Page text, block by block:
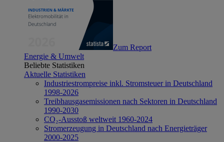
Zum Report
Energie & Umwelt
Beliebte Statistiken
Aktuelle Statistiken
Industriestrompreise inkl. Stromsteuer in Deutschland
1998-2026
Treibhausgasemissionen nach Sektoren in Deutschland
1990-2030
CO₂-Ausstoß weltweit 1960-2024
Stromerzeugung in Deutschland nach Energieträger
2000-2025